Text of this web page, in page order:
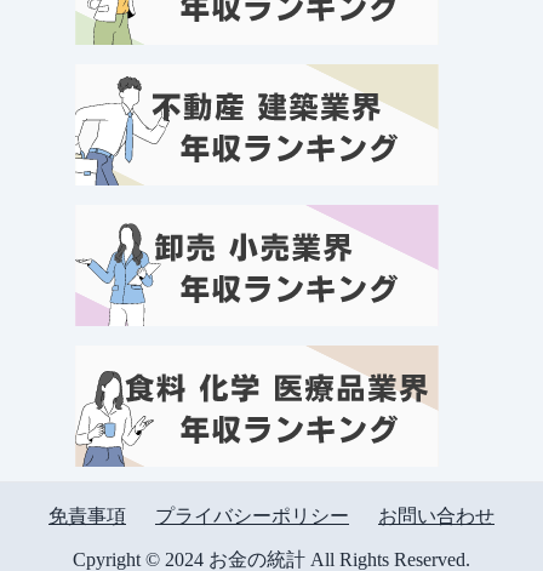
免責事項 プライバシーポリシー お問い合わせ
Cpyright © 2024 お金の統計 All Rights Reserved.